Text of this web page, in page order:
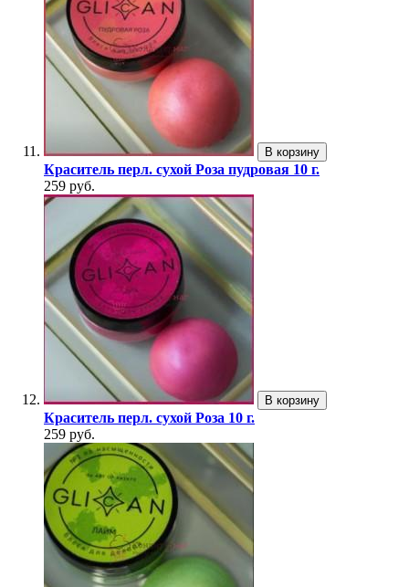
В корзину
Краситель перл. сухой Роза пудровая 10 г.
259 руб.
В корзину
Краситель перл. сухой Роза 10 г.
259 руб.